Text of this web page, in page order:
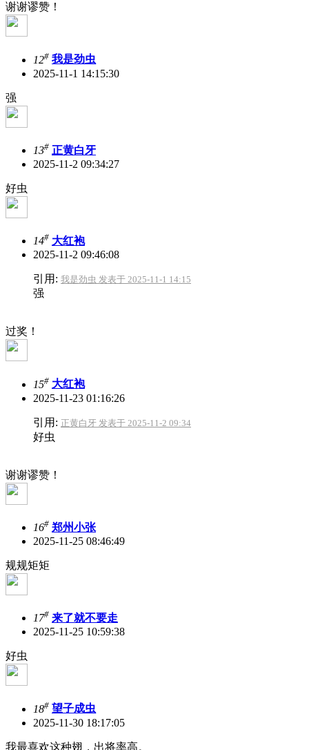
谢谢谬赞！
12# 我是劲虫
2025-11-1 14:15:30
强
13# 正黄白牙
2025-11-2 09:34:27
好虫
14# 大红袍
2025-11-2 09:46:08
引用: 我是劲虫 发表于 2025-11-1 14:15
强
过奖！
15# 大红袍
2025-11-23 01:16:26
引用: 正黄白牙 发表于 2025-11-2 09:34
好虫
谢谢谬赞！
16# 郑州小张
2025-11-25 08:46:49
规规矩矩
17# 来了就不要走
2025-11-25 10:59:38
好虫
18# 望子成虫
2025-11-30 18:17:05
我最喜欢这种翅，出将率高。